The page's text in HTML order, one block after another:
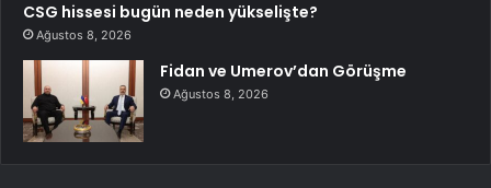
CSG hissesi bugün neden yükselişte?
Ağustos 8, 2026
Fidan ve Umerov’dan Görüşme
Ağustos 8, 2026